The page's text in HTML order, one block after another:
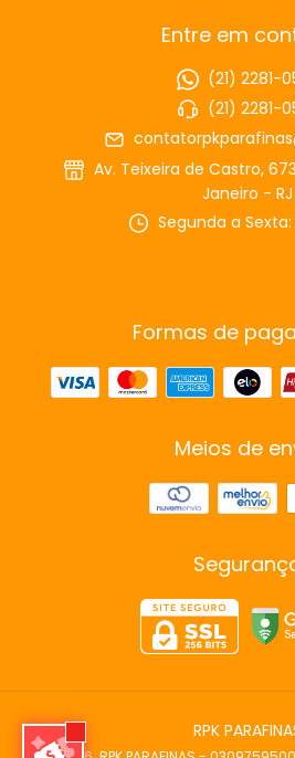
Entre em
(21) 2281-
(21) 2281-
Av. Teixeira de Castro,
Janeiro - RJ
Segunda a Sexta:
Formas de
Meios de
RPK